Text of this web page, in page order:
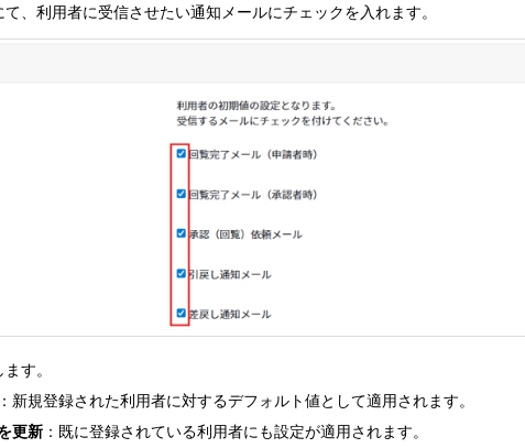
、利用者に受信させたい通知メールにチェックを入れます。
す。
：新規登録された利用者に対するデフォルト値として適用されます。
更新 ：既に登録されている利用者にも設定が適用されます。